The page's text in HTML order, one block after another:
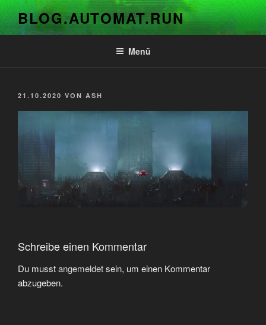
Zum
Inhalt
springen
BLOG.AUTOMAT.RUN
Menü
VERÖFFENTLICHT
21.10.2020 VON ASH
Schreibe einen Kommentar
Du musstangemeldetsein, um einen Kommentar
abzugeben.